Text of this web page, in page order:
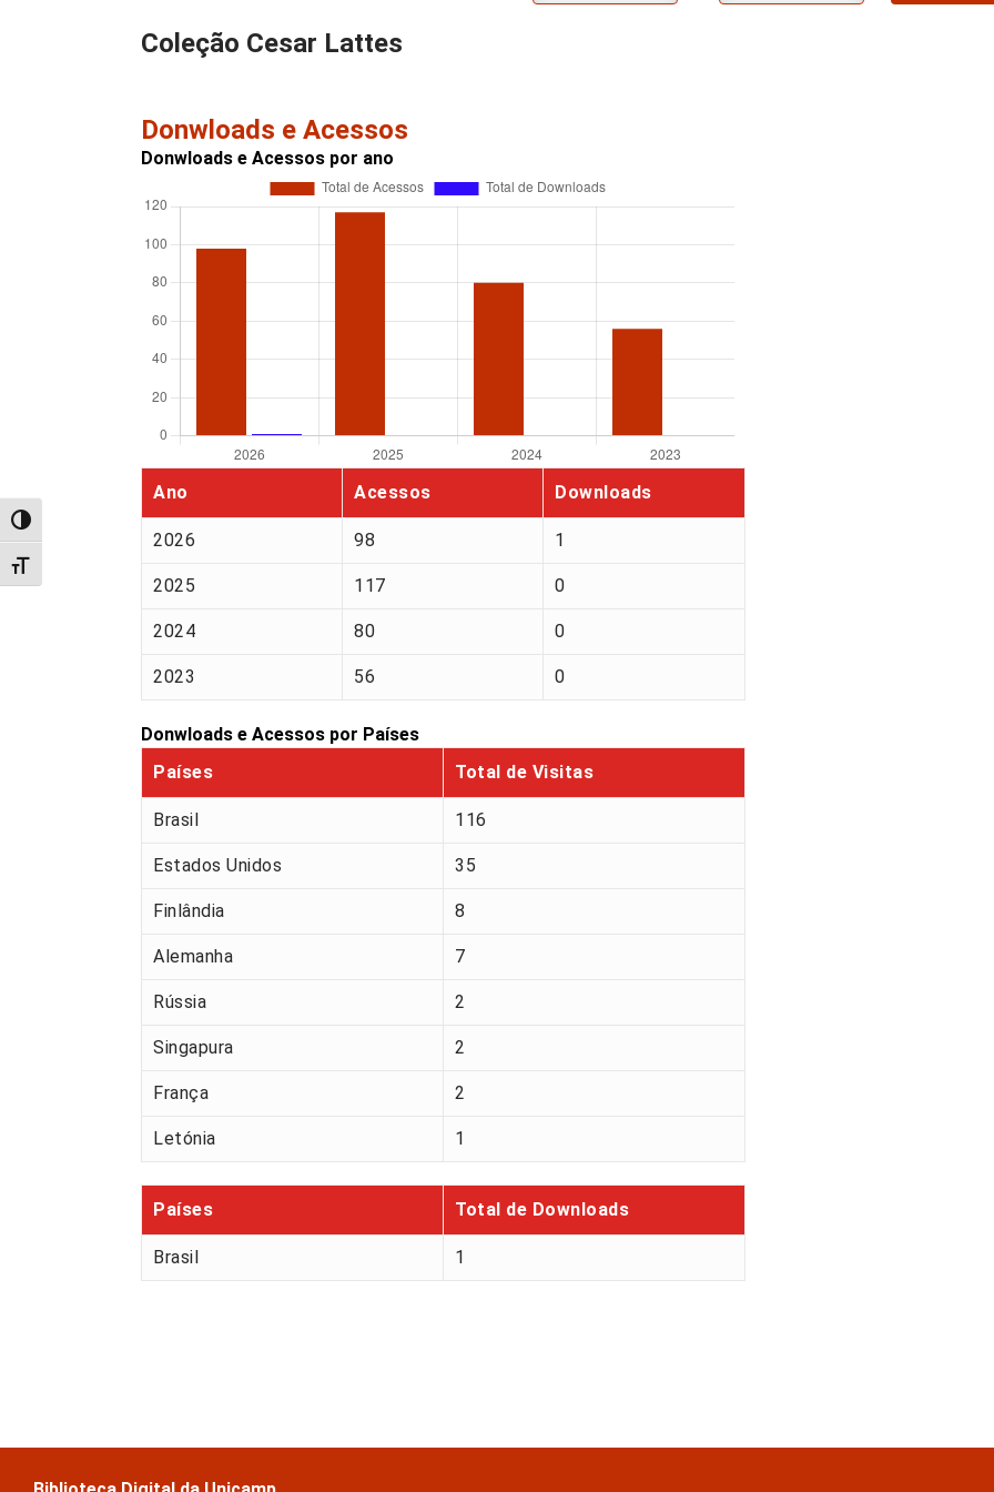
Alternar alto contraste
Alternar tamanho da fonte
Coleção Cesar Lattes
Donwloads e Acessos
Donwloads e Acessos por ano
Ano Acessos Downloads
2026 98 1
2025 117 0
2024 80 0
2023 56 0
Donwloads e Acessos por Países
Países
Total de Visitas
Brasil 116
Estados Unidos 35
Finlândia 8
Alemanha 7
Rússia 2
Singapura 2
França 2
Letónia 1
Países Total de Downloads
Brasil 1